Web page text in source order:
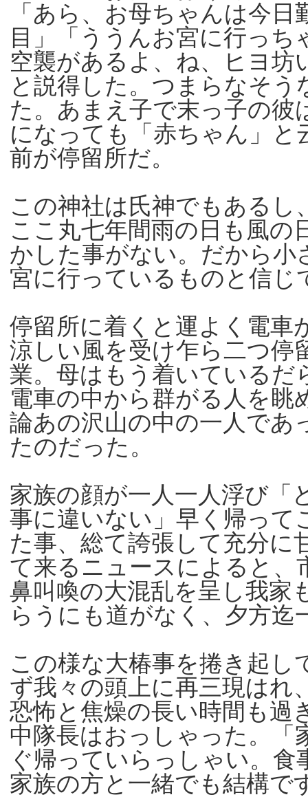
「あら、お母ちゃんは今
目」「ううんお宮に行っ
空襲があるよ、ね、ヒヨ坊
と説得した。つまらなそ
た。あまえ子で末っ子の彼
になっても「赤ちゃん」と
前が停留所だ。
この神社は氏神でもある
ここ丸七年間雨の日も風の
かした事がない。だから
宮に行っているものと信じ
停留所に着くと運よく電車
涼しい風を受け乍ら二つ停
業。母はもう着いているだ
電車の中から群がる人を眺
論あの沢山の中の一人であ
たのだった。
家族の顔が一人一人浮び「
事に違いない」早く帰って
た事、総て誇張して充分に
て来るニュースによると、
鼻叫喚の大混乱を呈し我家
らうにも道がなく、夕方迄
この様な大椿事を捲き起し
ず我々の頭上に再三現はれ
恐怖と焦燥の長い時間も過
中隊長はおっしゃった。「
ぐ帰っていらっしゃい。
家族の方と一緒でも結構で